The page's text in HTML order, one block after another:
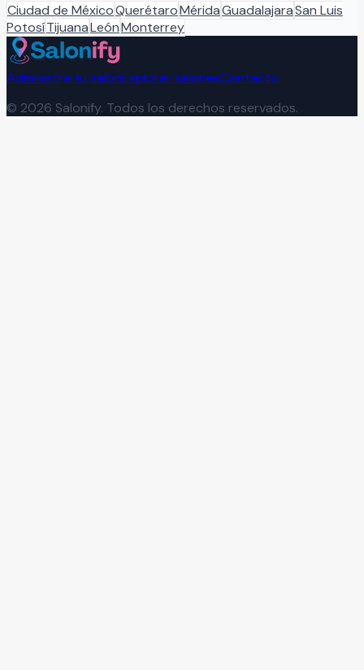
Ciudad de MéxicoQuerétaroMéridaGuadalajaraSan Luis
PotosíTijuanaLeónMonterrey
Administra tu salónExplorar salonesContacto
© 2026 Salonify. Todos los derechos reservados.